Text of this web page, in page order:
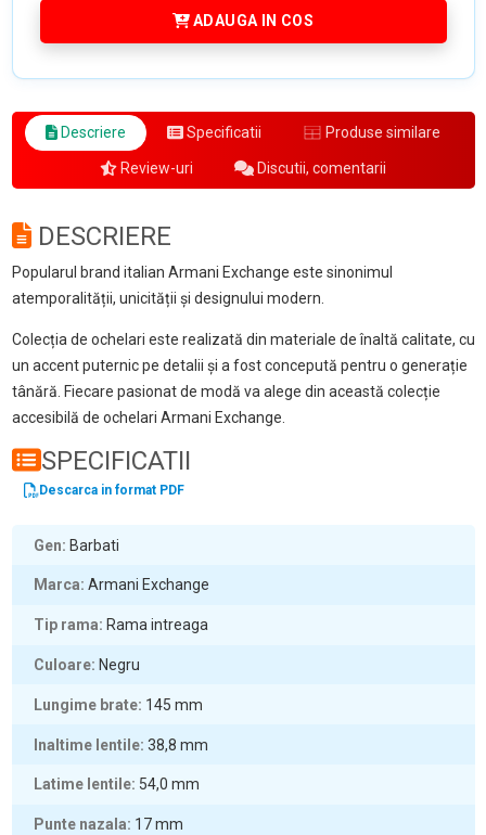
ADAUGA IN COS
Descriere Specificatii Produse similare
Review-uri Discutii, comentarii
DESCRIERE
Popularul brand italian Armani Exchange este sinonimul
atemporalității, unicității și designului modern.
Colecția de ochelari este realizată din materiale de înaltă calitate, cu
un accent puternic pe detalii și a fost concepută pentru o generație
tânără. Fiecare pasionat de modă va alege din această colecție
accesibilă de ochelari Armani Exchange.
SPECIFICATII
Descarca in format PDF
Gen Barbati
Marca Armani Exchange
Tip rama Rama intreaga
Culoare Negru
Lungime brate 145 mm
Inaltime lentile 38,8 mm
Latime lentile 54,0 mm
Punte nazala 17mm